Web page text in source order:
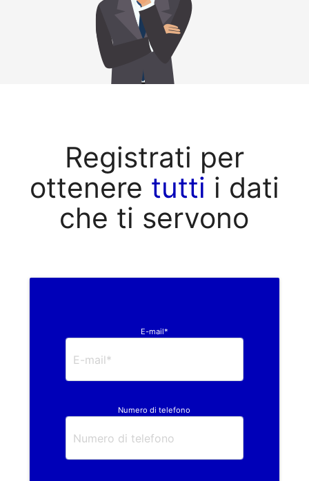
Registrati per
ottenere tutti i dati
che ti servono
E-mail*
Numero di telefono